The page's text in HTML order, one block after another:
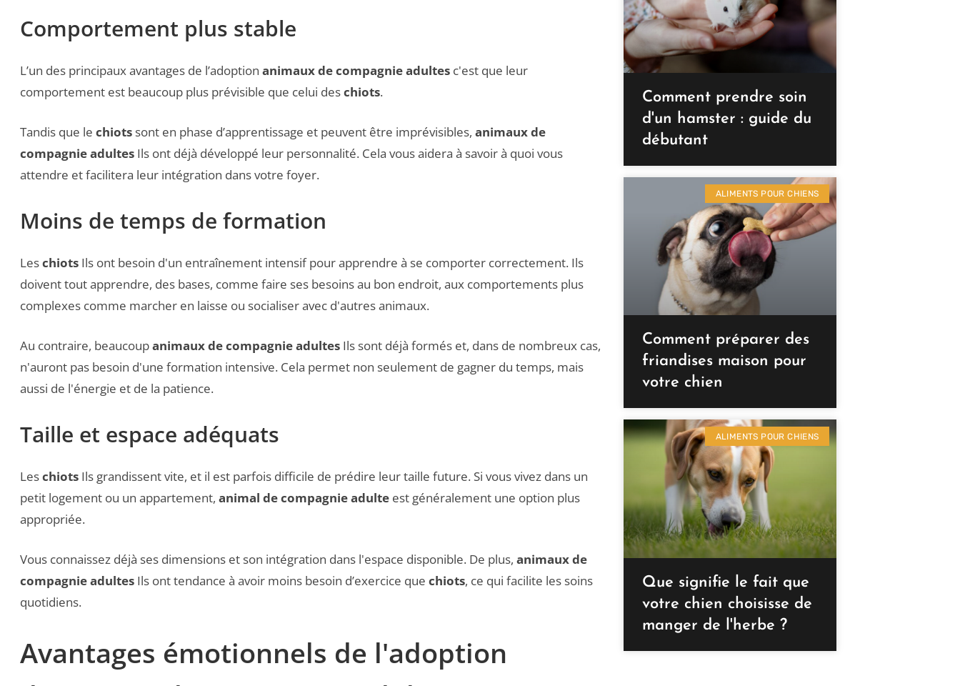
Comportement plus stable
L’un des principaux avantages de l’adoption animaux de compagnie adultes c'est que leur
comportement est beaucoup plus prévisible que celui deschiots.
Tandis que le chiots sont en phase d’apprentissage et peuvent être imprévisibles, animaux de
compagnie adultes Ils ont déjà développé leur personnalité. Cela vous aidera à savoir à quoi vous
attendre et facilitera leur intégration dans votre foyer.
Moins de temps de formation
Leschiots Ils ont besoin d'un entraînement intensif pour apprendre à se comporter correctement. Ils
doivent tout apprendre, des bases, comme faire ses besoins au bon endroit, aux comportements plus
complexes comme marcher en laisse ou socialiser avec d'autres animaux.
Au contraire, beaucoupanimaux de compagnie adultes Ils sont déjà formés et, dans de nombreux cas,
n'auront pas besoin d'une formation intensive. Cela permet non seulement de gagner du temps, mais
aussi de l'énergie et de la patience.
Taille et espace adéquats
Leschiots Ils grandissent vite, et il est parfois difficile de prédire leur taille future. Si vous vivez dans un
petit logement ou un appartement, animal de compagnie adulte est généralement une option plus
appropriée.
Vous connaissez déjà ses dimensions et son intégration dans l'espace disponible. De plus, animaux de
compagnie adultes Ils ont tendance à avoir moins besoin d’exercice que chiots, ce qui facilite les soins
quotidiens.
Avantages émotionnels de l'adoption
Comment prendre soin
d'un hamster : guide du
débutant
ALIMENTS POUR CHIENS
Comment préparer des
friandises maison pour
votre chien
ALIMENTS POUR CHIENS
Que signifie le fait que
votre chien choisisse de
manger de l'herbe ?